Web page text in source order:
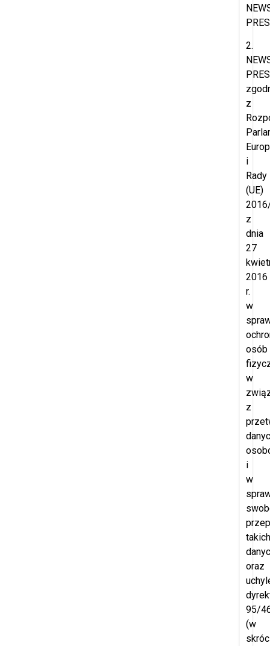
2.
z
i
Rady
(UE)
z
dnia
27
2016
r.
w
osób
w
z
i
w
takich
oraz
95/
(w